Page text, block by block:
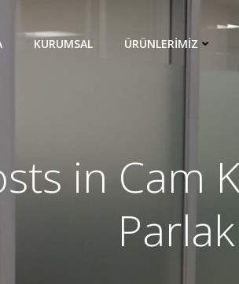
KURUMSAL ÜRÜNLERIMIZ
in Cam
Parlak